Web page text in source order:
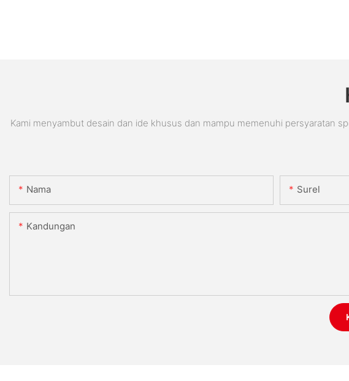
Kami menyambut desain dan ide khusus dan mampu memenuhi persyaratan
Nama Surel
Kandungan